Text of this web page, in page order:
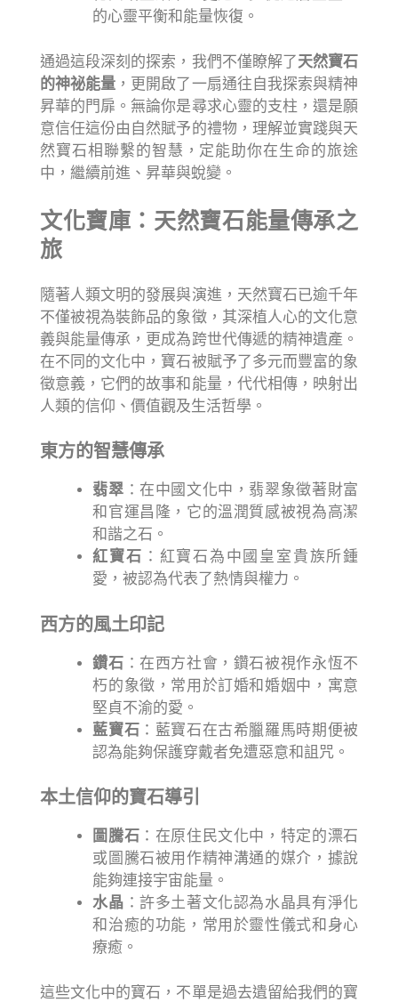
的心靈平衡和能量恢復。
通過這段深刻的探索，我們不僅瞭解了天然寶石
的神祕能量 ，更開啟了一扇通往自我探索與精神
昇華的門扉。無論你是尋求心靈的支柱，還是願
意信任這份由自然賦予的禮物，理解並實踐與天
然寶石相聯繫的智慧，定能助你在生命的旅途
中，繼續前進、昇華與蛻變。
文化寶庫：天然寶石能量傳承之
旅
隨著人類文明的發展與演進，天然寶石已逾千年
不僅被視為裝飾品的象徵，其深植人心的文化意
義與能量傳承，更成為跨世代傳遞的精神遺產。
在不同的文化中，寶石被賦予了多元而豐富的象
徵意義，它們的故事和能量，代代相傳，映射出
人類的信仰、價值觀及生活哲學。
東方的智慧傳承
翡翠 ：在中國文化中，翡翠象徵著財富
和官運昌隆，它的溫潤質感被視為高潔
和諧之石。
紅寶石 ：紅寶石為中國皇室貴族所鍾
愛，被認為代表了熱情與權力。
西方的風土印記
鑽石 ：在西方社會，鑽石被視作永恆不
朽的象徵，常用於訂婚和婚姻中，寓意
堅貞不渝的愛。
藍寶石 ：藍寶石在古希臘羅馬時期便被
認為能夠保護穿戴者免遭惡意和詛咒。
本土信仰的寶石導引
圖騰石 ：在原住民文化中，特定的漂石
或圖騰石被用作精神溝通的媒介，據說
能夠連接宇宙能量。
水晶 ：許多土著文化認為水晶具有淨化
和治癒的功能，常用於靈性儀式和身心
療癒。
這些文化中的寶石，不單是過去遺留給我們的寶